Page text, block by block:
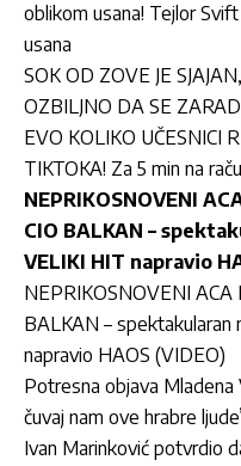
oblikom usana! Tejlor
usana
SOK OD ZOVE JE
OZBILJNO DA SE
EVO KOLIKO UČESNICI
TIKTOKA! Za 5 min na
NEPRIKOSNOVENI
CIO BALKAN –
VELIKI HIT napravio
NEPRIKOSNOVENI ACA
BALKAN –
napravio HAOS (VIDEO)
Potresna objava
čuvaj nam ove hrabre
Ivan Marinković potvrdio